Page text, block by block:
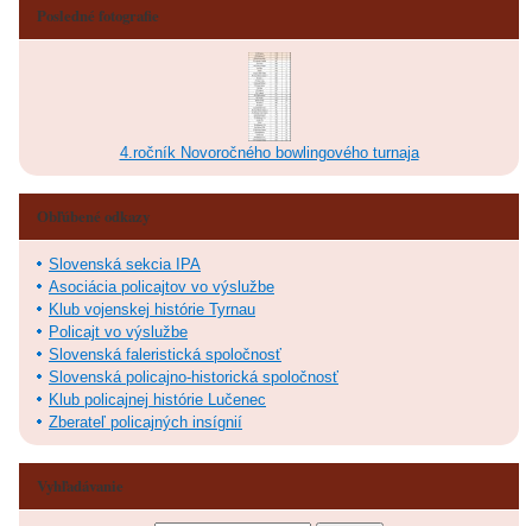
Posledné fotografie
4.ročník Novoročného bowlingového turnaja
Obľúbené odkazy
Slovenská sekcia IPA
Asociácia policajtov vo výslužbe
Klub vojenskej histórie Tyrnau
Policajt vo výslužbe
Slovenská faleristická spoločnosť
Slovenská policajno-historická spoločnosť
Klub policajnej histórie Lučenec
Zberateľ policajných insígnií
Vyhľadávanie